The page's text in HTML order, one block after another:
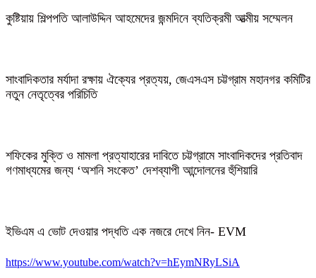
কুষ্টিয়ায় শিল্পপতি আলাউদ্দিন আহমেদের জন্মদিনে ব্যতিক্রমী আত্মীয় সম্মেলন
সাংবাদিকতার মর্যাদা রক্ষায় ঐক্যের প্রত্যয়, জেএসএস চট্টগ্রাম মহানগর কমিটির
নতুন নেতৃত্বের পরিচিতি
শফিকের মুক্তি ও মামলা প্রত্যাহারের দাবিতে চট্টগ্রামে সাংবাদিকদের প্রতিবাদ
গণমাধ্যমের জন্য ‘অশনি সংকেত’ দেশব্যাপী আন্দোলনের হুঁশিয়ারি
ইভিএম এ ভোট দেওয়ার পদ্ধতি এক নজরে দেখে নিন- EVM
https://www.youtube.com/watch?v=hEymNRyLSiA